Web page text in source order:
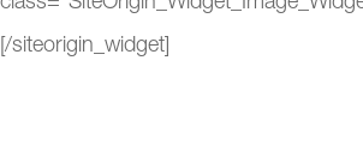
[/siteorigin_widget]